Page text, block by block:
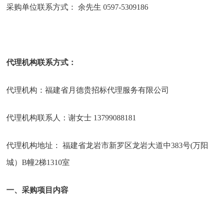
采购单位联系方式： 余先生 0597-5309186
代理机构联系方式：
代理机构：福建省月德贵招标代理服务有限公司
代理机构联系人：谢女士 13799088181
代理机构地址： 福建省龙岩市新罗区龙岩大道中383号(万阳
城）B幢2梯1310室
一、采购项目内容